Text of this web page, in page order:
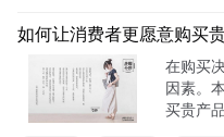
如何让消费者更愿意购买
在购买
因素。
买贵产